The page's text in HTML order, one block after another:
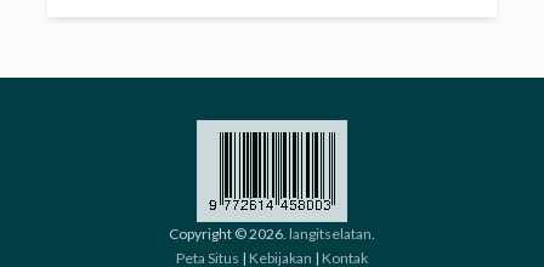
Copyright © 2026. langitselatan
Peta Situs | Kebijakan | Kontak